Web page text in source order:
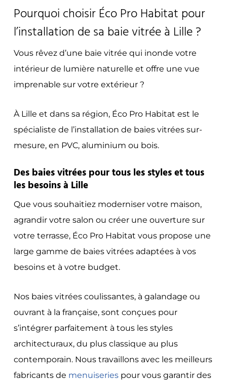
Pourquoi choisir Éco Pro Habitat pour
l’installation de sa baie vitrée à Lille ?
Vous rêvez d’une baie vitrée qui inonde votre
intérieur de lumière naturelle et offre une vue
imprenable sur votre extérieur ?
À Lille et dans sa région, Éco Pro Habitat est le
spécialiste de l’installation de baies vitrées sur-
mesure, en PVC, aluminium ou bois.
Des baies vitrées pour tous les styles et tous
les besoins à Lille
Que vous souhaitiez moderniser votre maison,
agrandir votre salon ou créer une ouverture sur
votre terrasse, Éco Pro Habitat vous propose une
large gamme de baies vitrées adaptées à vos
besoins et à votre budget.
Nos baies vitrées coulissantes, à galandage ou
ouvrant à la française, sont conçues pour
s’intégrer parfaitement à tous les styles
architecturaux, du plus classique au plus
contemporain. Nous travaillons avec les meilleurs
fabricants de menuiseriespour vous garantir des